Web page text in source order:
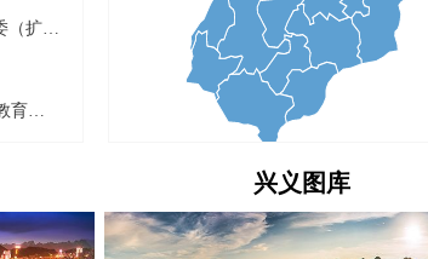
兴义市总工会第九届委员会第四次全委（扩大）会议召开
兴义市“六维一体”教师研训 赋能基础教育高质量发展
兴义图库